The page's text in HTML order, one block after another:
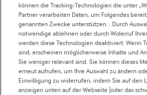
Weitere Arla Websites
Castello
Lurpak
Arla Pro
Für unsere Landwirt:innen
können die Tracking-Technologien die unter
Partner verarbeiten Daten, um Folgendes
genannten Zwecke unterstützen. . Durch
notwendige ablehnen oder durch Widerruf
werden diese Technologien deaktiviert. Wenn
sind, erscheinen möglicherweise Inhalte und
Sie weniger relevant sind. Sie können dieses
erneut aufrufen, um Ihre Auswahl zu ändern
Einwilligung zu widerrufen, indem Sie auf den
anzeigen unten auf der Webseite [oder das